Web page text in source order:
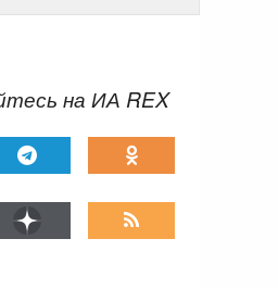
на ИА REX